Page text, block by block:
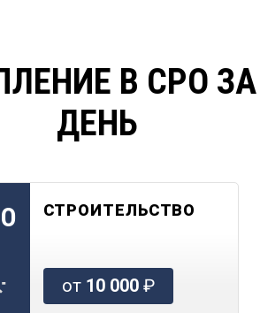
В СРО
ДЕНЬ
СТРОИТЕЛЬСТВО
от 10 000₽